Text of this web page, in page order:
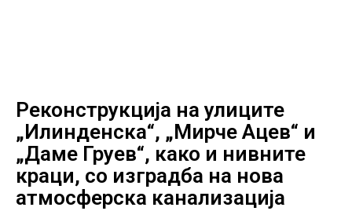
Реконструкција на улиците
„Илинденска“, „Мирче Ацев“ и
„Даме Груев“, како и нивните
краци, со изградба на нова
атмосферска канализација